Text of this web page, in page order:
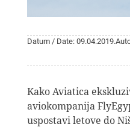
Datum / Date: 09.04.2019.
Kako Aviatica
aviokompanija
uspostavi letove do